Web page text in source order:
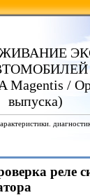
/
выпуска)
реле